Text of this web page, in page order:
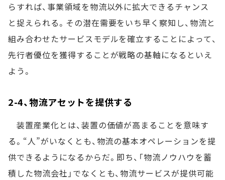
らすれば、事業領域を物流以外に拡大できるチャンス
と捉えられる。その潜在需要をいち早く察知し、物流と
組み合わせたサービスモデルを確立することによって、
先行者優位を獲得することが戦略の基軸になるといえ
よう。
2-4、物流アセットを提供する
装置産業化とは、装置の価値が高まることを意味す
る。“人”がいなくとも、物流の基本オペレーションを提
供できるようになるからだ。即ち、「物流ノウハウを蓄
積した物流会社」でなくとも、物流サービスが提供可能